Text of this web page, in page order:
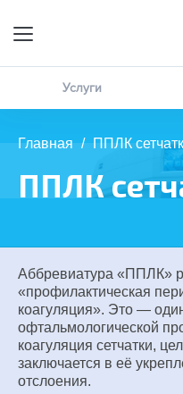
Услуги
Главная / ППЛК
ППЛК
Аббревиатура «ППЛК»
«профилактическая
коагуляция». Это —
офтальмологической
коагуляция сетчатки,
заключается в её
отслоения.